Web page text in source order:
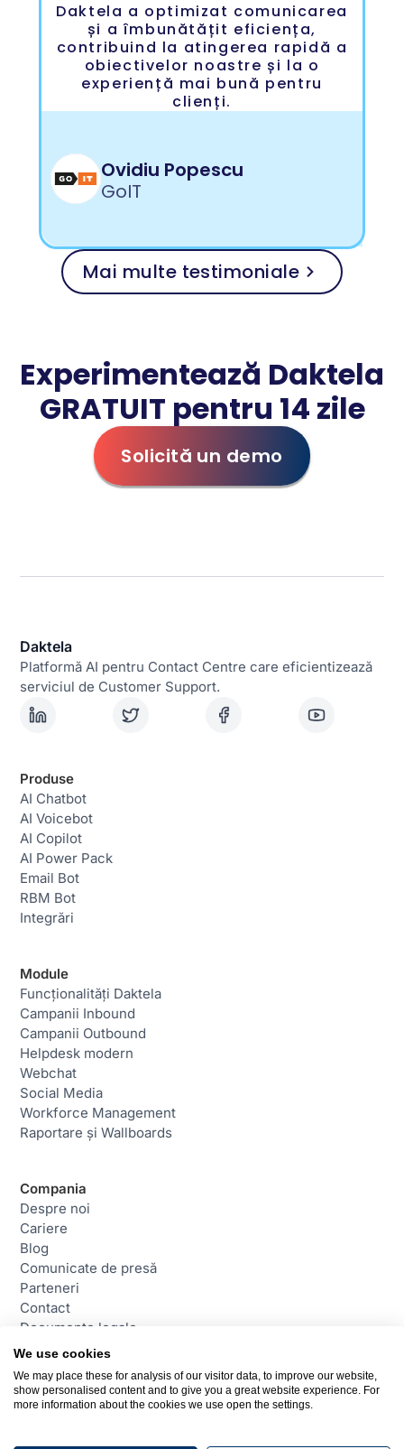
Daktela a optimizat comunicarea
și a îmbunătățit eficiența,
contribuind la atingerea rapidă a
obiectivelor noastre și la o
experiență mai bună pentru
clienți.
Ovidiu Popescu
GoIT
Mai multe testimoniale
Experimentează Daktela
GRATUIT pentru 14 zile
Solicită un demo
Daktela
Platformă AI pentru Contact Centre care eficientizează
serviciul de Customer Support.
Produse
AI Chatbot
AI Voicebot
AI Copilot
AI Power Pack
Email Bot
RBM Bot
Integrări
Module
Funcționalități Daktela
Campanii Inbound
Campanii Outbound
Helpdesk modern
Webchat
Social Media
Workforce Management
Raportare și Wallboards
Compania
Despre noi
Cariere
Blog
Comunicate de presă
Parteneri
Contact
Documente legale
Contact
daktela@daktela.com
București, România
We use cookies
We may place these for analysis of our visitor data, to improve our website,
show personalised content and to give you a great website experience. For
more information about the cookies we use open the settings.